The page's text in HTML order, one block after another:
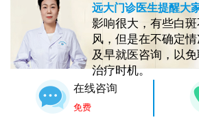
远大门诊医生提醒大
影响很大，有些白
风，但是在不确定
及早就医咨询，以
治疗时机。
在线咨询
免费